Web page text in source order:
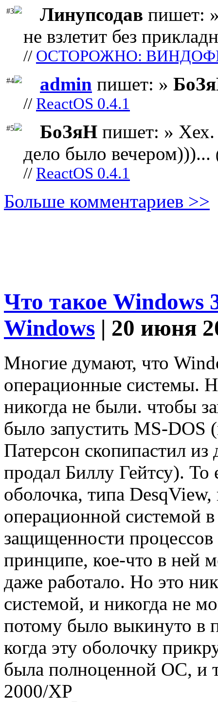
#3 Линупсодав пишет:
не взлетит без
// ОСТОРОЖНО:
#4 admin пишет: »
// ReactOS 0.4.1
#5 БоЗяН пишет: » Хех.
дело было вечером)))...
// ReactOS 0.4.1
Больше комментариев >>
Что такое Windows
Windows | 20 июня
Многие думают, что
операционные системы.
никогда не были. чтобы
было запустить MS-DOS
Патерсон скопипастил
продал Биллу Гейтсу). То
оболочка, типа
операционной системой
защищенности
принципе, кое-что в ней
даже работало. Но это
системой, и никогда не
потому было выкинуто в
когда эту оболочку
была полноценной ОС, и
2000/XP